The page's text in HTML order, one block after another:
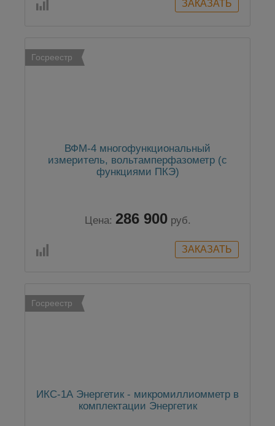
Госреестр
ВФМ-4 многофункциональный
измеритель, вольтамперфазометр (с
функциями ПКЭ)
Цена: 286 900 руб.
Госреестр
ИКС-1А Энергетик - микромиллиомметр в
комплектации Энергетик